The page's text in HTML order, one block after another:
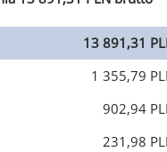
13 891,31
1 355,79
902,94
231,98